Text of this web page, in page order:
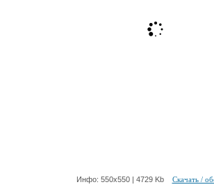
Инфо: 550х550 | 4729 Kb Скачать /